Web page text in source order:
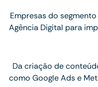
Empresas do
Agência Digital para
Da criação de
como Google Ads e